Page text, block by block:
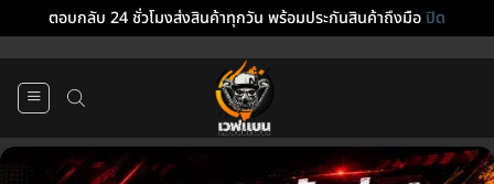
ตอบกลับ 24 ชั่วโมงส่งสินค้าทุกวัน พร้อมประกันสินค้าถึงมือปิด